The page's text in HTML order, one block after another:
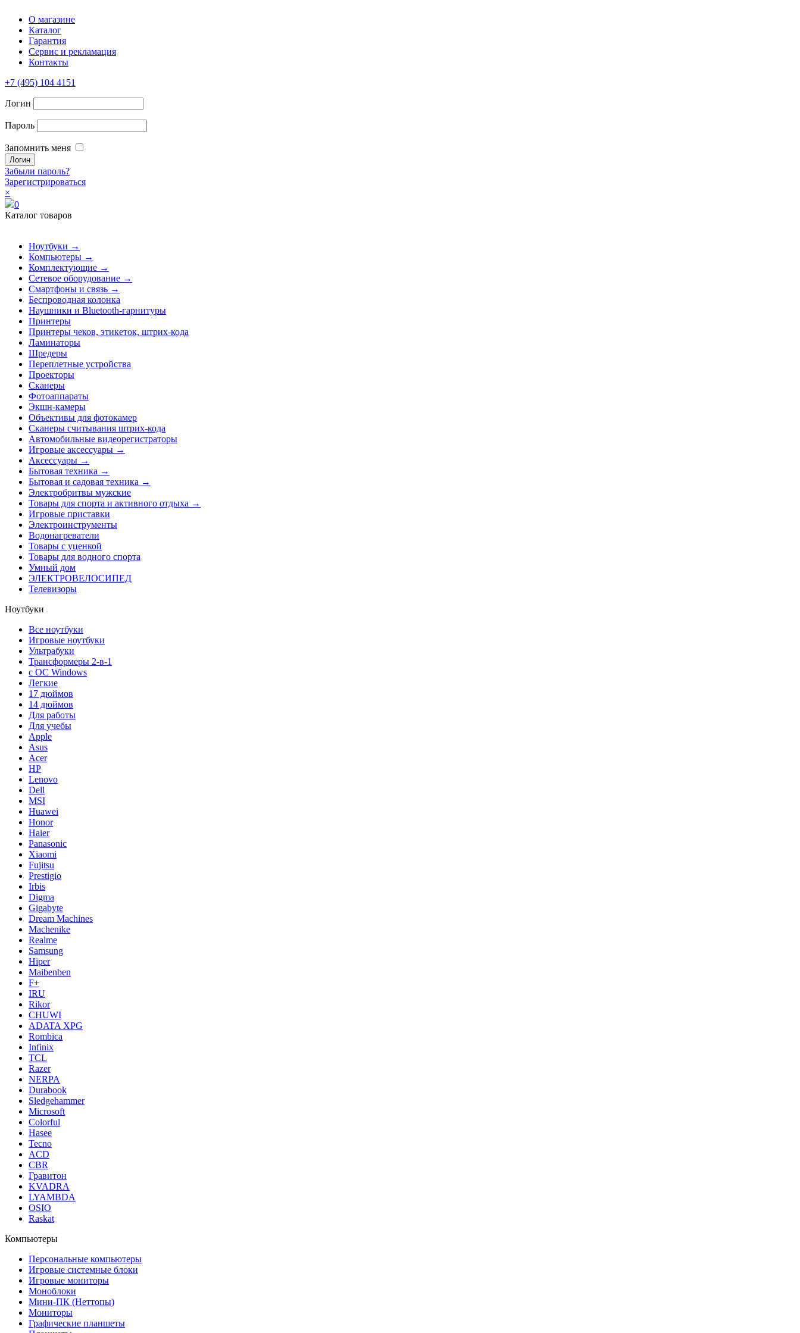
О магазине
Каталог
Гарантия
Сервис и рекламация
Контакты
+7 (495) 104 4151
Логин
Пароль
Запомнить меня
Забыли пароль?
Зарегистрироваться
×
0
Каталог товаров
Ноутбуки →
Компьютеры →
Комплектующие →
Сетевое оборудование →
Смартфоны и связь →
Беспроводная колонка
Наушники и Bluetooth-гарнитуры
Принтеры
Принтеры чеков, этикеток, штрих-кода
Ламинаторы
Шредеры
Переплетные устройства
Проекторы
Сканеры
Фотоаппараты
Экшн-камеры
Объективы для фотокамер
Сканеры считывания штрих-кода
Автомобильные видеорегистраторы
Игровые аксессуары →
Аксессуары →
Бытовая техника →
Бытовая и садовая техника →
Электробритвы мужские
Товары для спорта и активного отдыха →
Игровые приставки
Электроинструменты
Водонагреватели
Товары с уценкой
Товары для водного спорта
Умный дом
ЭЛЕКТРОВЕЛОСИПЕД
Телевизоры
Ноутбуки
Все ноутбуки
Игровые ноутбуки
Ультрабуки
Трансформеры 2-в-1
с ОС Windows
Легкие
17 дюймов
14 дюймов
Для работы
Для учебы
Apple
Asus
Acer
HP
Lenovo
Dell
MSI
Huawei
Honor
Haier
Panasonic
Xiaomi
Fujitsu
Prestigio
Irbis
Digma
Gigabyte
Dream Machines
Machenike
Realme
Samsung
Hiper
Maibenben
F+
IRU
Rikor
CHUWI
ADATA XPG
Rombica
Infinix
TCL
Razer
NERPA
Durabook
Sledgehammer
Microsoft
Colorful
Hasee
Tecno
ACD
CBR
Гравитон
KVADRA
LYAMBDA
OSIO
Raskat
Компьютеры
Персональные компьютеры
Игровые системные блоки
Игровые мониторы
Моноблоки
Мини-ПК (Неттопы)
Мониторы
Графические планшеты